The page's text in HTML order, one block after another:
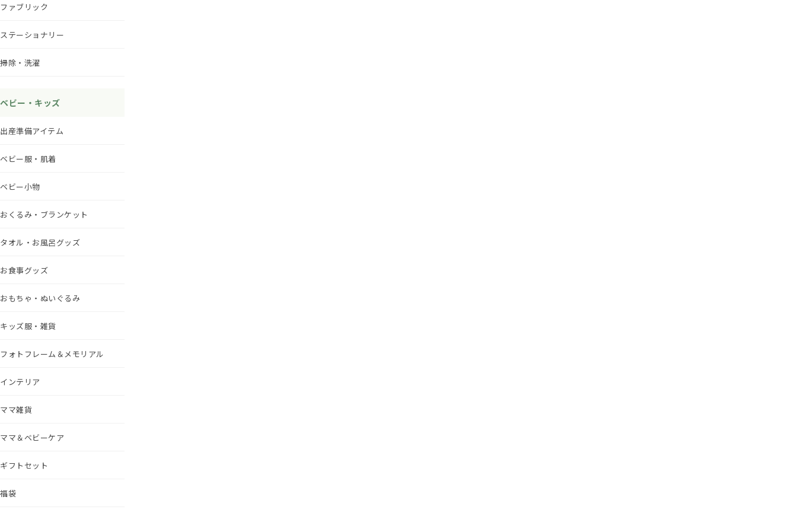
ファブリック
ステーショナリー
掃除・洗濯
ベビー・キッズ
出産準備アイテム
ベビー服・肌着
ベビー小物
おくるみ・ブランケット
タオル・お風呂グッズ
お食事グッズ
おもちゃ・ぬいぐるみ
キッズ服・雑貨
フォトフレーム＆メモリアル
インテリア
ママ雑貨
ママ＆ベビーケア
ギフトセット
福袋